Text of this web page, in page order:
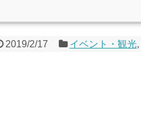
2019/2/17 イベント・観光,